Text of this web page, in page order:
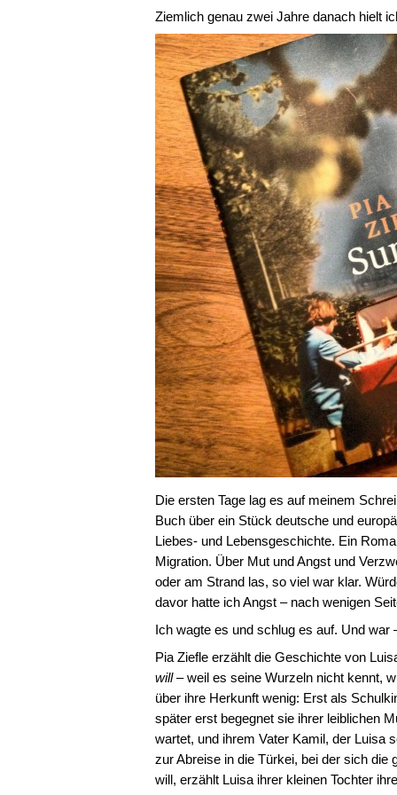
Ziemlich genau zwei Jahre danach hielt
Die ersten Tage lag es auf meinem
Buch über ein Stück deutsche und
Liebes- und Lebensgeschichte. Ein
Migration. Über Mut und Angst und
oder am Strand las, so viel war klar.
davor hatte ich Angst – nach wenigen
Ich wagte es und schlug es auf. Und
Pia Ziefle erzählt die Geschichte von
will– weil es seine Wurzeln nicht kennt,
über ihre Herkunft wenig: Erst als
später erst begegnet sie ihrer leiblichen
wartet, und ihrem Vater Kamil, der Luisa
zur Abreise in die Türkei, bei der sich die
will, erzählt Luisa ihrer kleinen Tochter